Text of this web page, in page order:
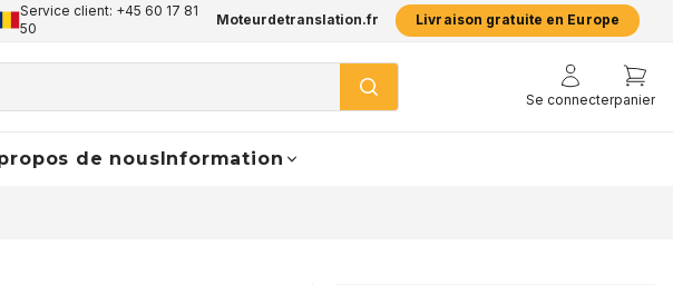
Service client: +45 60 17 81
50
Moteurdetranslation.fr Livraison gratuite en Europe
Se connecterpanier
de nousInformation